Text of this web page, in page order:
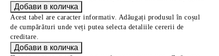
Acest tabel are caracter informativ. Adăugați produsul în coșul
de cumpărături unde veți putea selecta detaliile cererii de
creditare.